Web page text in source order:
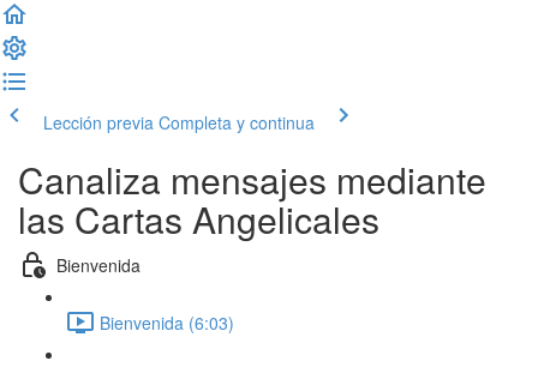
Lección previa Completa y continua
Canaliza mensajes mediante
las Cartas Angelicales
Bienvenida
Bienvenida (6:03)